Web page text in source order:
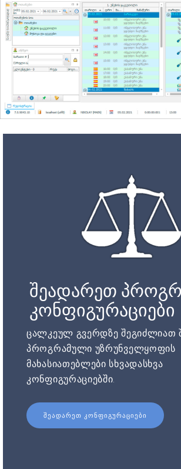
შეადარეთ
კონფიგურაციები
ცალკეულ გვერდზე შეგიძლიათ
პროგრამული უზრუნველყოფის
მახასიათებლები სხვადასხვა
კონფიგურაციებში.
ᲨᲔᲐᲓᲐᲠᲔᲗ ᲙᲝᲜᲤᲘᲒᲣᲠᲐᲪᲘᲔᲑᲘ